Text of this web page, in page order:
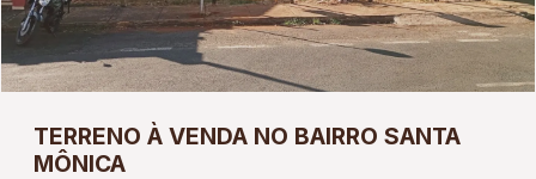
TERRENO À VENDA NO BAIRRO SANTA
MÔNICA